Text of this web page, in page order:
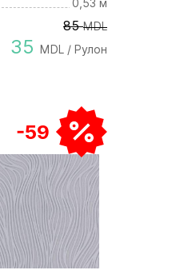
0,53 м
85 MDL
35 MDL / Рулон
-59